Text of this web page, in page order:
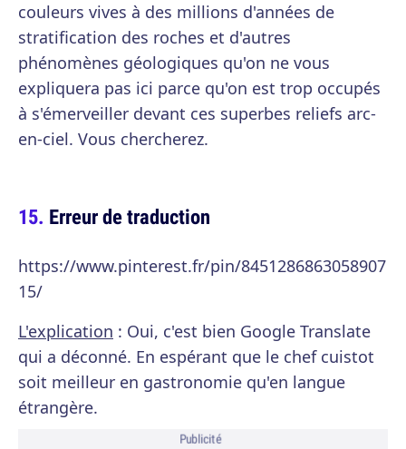
couleurs vives à des millions d'années de
stratification des roches et d'autres
phénomènes géologiques qu'on ne vous
expliquera pas ici parce qu'on est trop occupés
à s'émerveiller devant ces superbes reliefs arc-
en-ciel. Vous chercherez.
Erreur de traduction
https://www.pinterest.fr/pin/8451286863058907
15/
L'explication : Oui, c'est bien Google Translate
qui a déconné. En espérant que le chef cuistot
soit meilleur en gastronomie qu'en langue
étrangère.
Publicité